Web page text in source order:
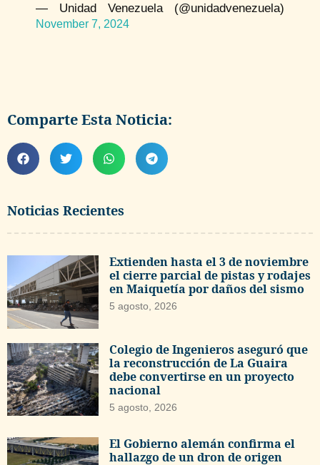
Noticias Recientes
Extienden hasta el 3 de noviembre
el cierre parcial de pistas y rodajes
en Maiquetía por daños del sismo
5 agosto, 2026
Colegio de Ingenieros aseguró que
la reconstrucción de La Guaira
debe convertirse en un proyecto
nacional
5 agosto, 2026
El Gobierno alemán confirma el
hallazgo de un dron de origen
— Unidad Venezuela (@unidadvenezuela)
November 7, 2024
Comparte Esta Noticia: